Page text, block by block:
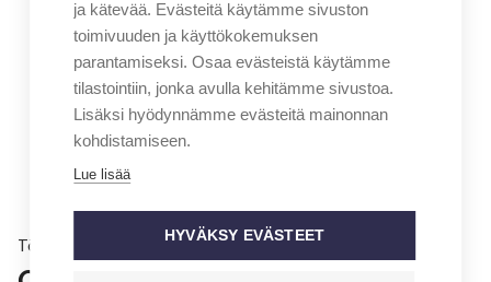
Töissä
ja kätevää. Evästeitä käytämme sivuston
toimivuuden ja käyttökokemuksen
parantamiseksi. Osaa evästeistä käytämme
tilastointiin, jonka avulla kehitämme sivustoa.
Lisäksi hyödynnämme evästeitä mainonnan
kohdistamiseen.
Lue lisää
HYVÄKSY EVÄSTEET